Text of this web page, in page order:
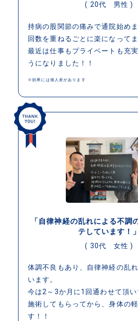
( 20代 男性 )
持病の股関節の痛みで通院始めま
回数を重ねるごとに楽になってま
最近は仕事もプライベートも充
うになりました！！
※効果には個人差があります
「自律神経の乱れによる不調
テしています！」
( 30代 女性 )
体調不良もあり、自律神経の乱
います。
今は2～3か月に1回通わせて頂い
施術してもらってから、身体の
す！！